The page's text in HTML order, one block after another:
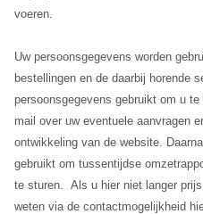
voeren.
Uw persoonsgegevens worden
bestellingen en de daarbij horende
persoonsgegevens gebruikt om u
mail over uw eventuele aanvragen
ontwikkeling van de website.
gebruikt om tussentijdse
te sturen. Als u hier niet langer
weten via de contactmogelijkheid